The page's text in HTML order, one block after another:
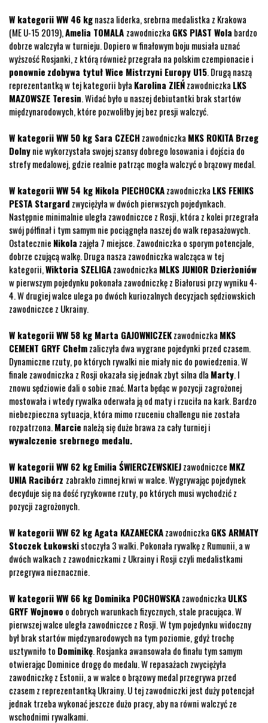
W kategorii WW 46 kgnasza liderka, srebrna medalistka z Krakowa
(ME U-15 2019),Amelia TOMALA zawodniczka GKS PIAST Wola bardzo
dobrze walczyła w turnieju. Dopiero w finałowym boju musiała uznać
wyższość Rosjanki, z którą również przegrała na polskim czempionacie i
ponownie zdobywa tytuł Wice Mistrzyni Europy U15. Drugą naszą
reprezentantką w tej kategorii była Karolina ZIEŃzawodniczka LKS
MAZOWSZE Teresin. Widać było u naszej debiutantki brak startów
międzynarodowych, które pozwoliłby jej bez presji walczyć.
W kategorii WW 50 kg Sara CZECH zawodniczka MKS ROKITA Brzeg
Dolnynie wykorzystała swojej szansy dobrego losowania i dojścia do
strefy medalowej, gdzie realnie patrząc mogła walczyć o brązowy medal.
W kategorii WW 54 kg Nikola PIECHOCKAzawodniczka LKS FENIKS
PESTA Stargard zwyciężyła w dwóch pierwszych pojedynkach.
Następnie minimalnie uległa zawodniczce z Rosji, która z kolei przegrała
swój półfinał i tym samym nie pociągnęła naszej do walk repasażowych.
Ostatecznie Nikola zajęła 7 miejsce. Zawodniczka o sporym potencjale,
dobrze czującą walkę. Druga nasza zawodniczka walcząca w tej
kategorii,Wiktoria SZELIGAzawodniczka MLKS JUNIOR Dzierżoniów
w pierwszym pojedynku pokonała zawodniczkę z Białorusi przy wyniku 4-
4. W drugiej walce ulega po dwóch kuriozalnych decyzjach sędziowskich
zawodniczce z Ukrainy.
W kategorii WW 58 kg Marta GAJOWNICZEKzawodniczka MKS
CEMENT GRYF Chełmzaliczyła dwa wygrane pojedynki przed czasem.
Dynamiczne rzuty, po których rywalki nie miały nic do powiedzenia. W
finale zawodniczka z Rosji okazała się jednak zbyt silna dla Marty. I
znowu sędziowie dali o sobie znać. Marta będąc w pozycji zagrożonej
mostowała i wtedy rywalka oderwała ją od maty i rzuciła na kark. Bardzo
niebezpieczna sytuacja, która mimo rzuceniu challengu nie została
rozpatrzona.Marcie należą się duże brawa za cały turniej i
wywalczenie srebrnego medalu.
W kategorii WW 62 kgEmilia ŚWIERCZEWSKIEJzawodniczce MKZ
UNIA Racibórz zabrakło zimnej krwi w walce. Wygrywając pojedynek
decyduje się na dość ryzykowne rzuty, po których musi wychodzić z
pozycji zagrożonych.
W kategorii WW 62 kg Agata KAZANECKAzawodniczka GKS ARMATY
Stoczek Łukowskistoczyła 3 walki. Pokonała rywalkę z Rumunii, a w
dwóch walkach z zawodniczkami z Ukrainy i Rosji czyli medalistkami
przegrywa nieznacznie.
W kategorii WW 66 kg Dominika POCHOWSKAzawodniczka ULKS
GRYF Wojnowo o dobrych warunkach fizycznych, stale pracująca. W
pierwszej walce uległa zawodniczce z Rosji. W tym pojedynku widoczny
był brak startów międzynarodowych na tym poziomie, gdyż trochę
usztywniło to Dominikę. Rosjanka awansowała do finału tym samym
otwierając Dominice drogę do medalu. W repasażach zwyciężyła
zawodniczkę z Estonii, a w walce o brązowy medal przegrywa przed
czasem z reprezentantką Ukrainy. U tej zawodniczki jest duży potencjał
jednak trzeba wykonać jeszcze dużo pracy, aby na równi walczyć ze
wschodnimi rywalkami.